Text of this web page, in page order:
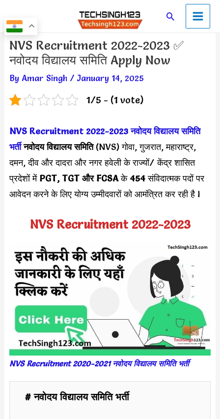
to
content
SearchMain
Menu
NVS Recruitment 2022-2023 ✅
नवोदय विद्यालय समिति Apply Now
By Amar Singh / January 14, 2025
1/5 - (1 vote)
NVS Recruitment 2022-2023 नवोदय विद्यालय समिति
भर्ती नवोदय विद्यालय समिति(NVS) गोवा, गुजरात, महाराष्ट्र,
दमन, दीव और दादरा और नगर हवेली के राज्यों/ केंद्र शासित
प्रदेशों मेंPGT, TGT और FCSAके454संविदात्मक पदों पर
आवेदन करने के लिए योग्य उम्मीदवारों को आमंत्रित कर रही है l
NVS Recruitment 2022-2023
NVS Recruitment 2020-2021 नवोदय विद्यालय समिति भर्ती
# नवोदय विद्यालय समिति भर्ती
Post
navigation